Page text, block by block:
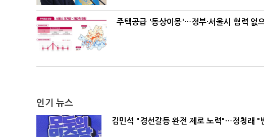
주택공급 '동상이몽'…정부·서울시 협력 없
인기 뉴스
김민석 "경선갈등 완전 제로 노력"…정청래 "